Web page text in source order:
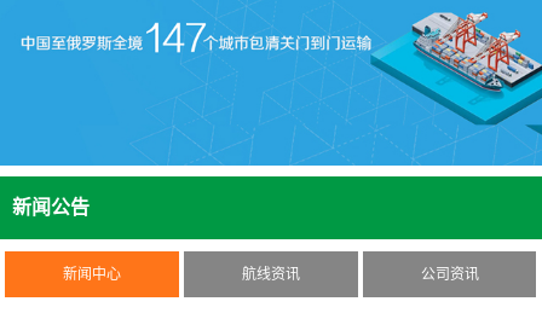
新闻公告
新闻中心 航线资讯 公司资讯